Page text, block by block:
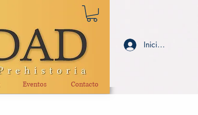
Eventos Contacto
Iniciar sesión